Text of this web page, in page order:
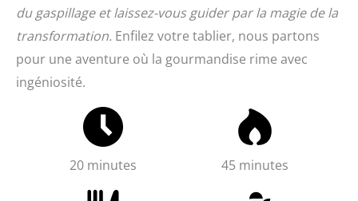
du gaspillage et laissez-vous guider par la magie de la
transformation. Enfilez votre tablier, nous partons
pour une aventure où la gourmandise rime avec
ingéniosité.
20 minutes 45 minutes